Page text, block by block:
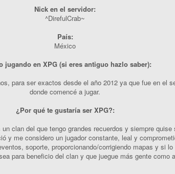
Nick en el servidor:
^DirefulCrab~
País:
México
jugando en XPG (si eres antiguo hazlo saber):
para ser exactos desde el año 2012 ya que fue en el
donde comencé a jugar.
¿Por qué te gustaría ser XPG?:
clan del que tengo grandes recuerdos y siempre
y me considero un jugador constante, leal y
soporte, proporcionando/corrigiendo mapas y si
para beneficio del clan y que juegue más gente como